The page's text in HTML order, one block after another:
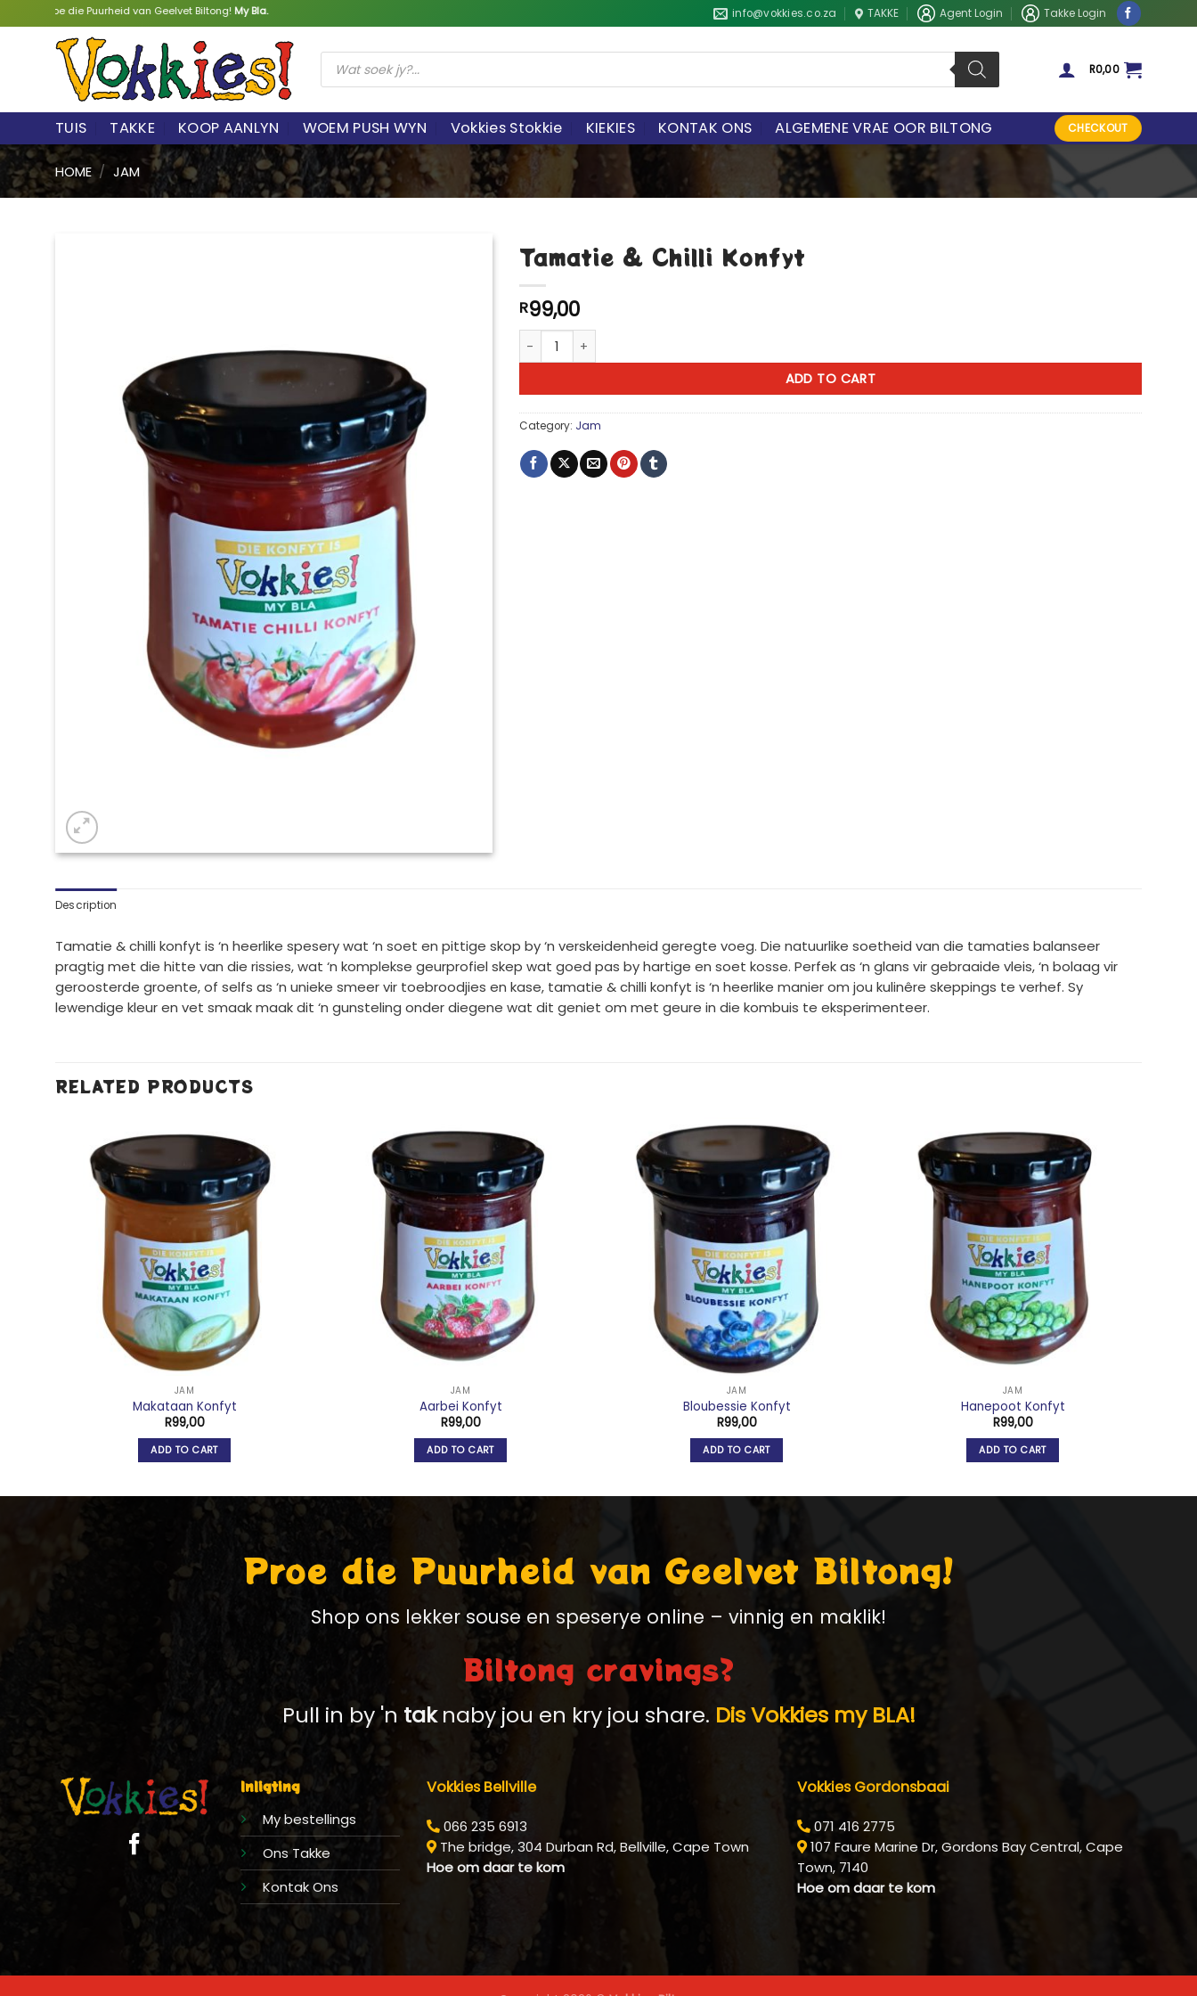
to
die Puurheid van Geelvet Biltong!My Bla. info@vokkies.co.za TAKKE Agent Login Takke Login
Products
search R0,00
TUIS TAKKE KOOP AANLYN WOEM PUSH WYN Vokkies Stokkie KIEKIES KONTAK ONS ALGEMENE VRAE OOR BILTONG CHECKOUT
HOME / JAM
Tamatie & Chilli Konfyt
R99,00
Tamatie & Chilli Konfyt quantity
ADD TO CART
Category: Jam
Description
Tamatie & chilli konfyt is ‘n heerlike spesery wat ‘n soet en pittige skop by ‘n verskeidenheid geregte voeg. Die natuurlike soetheid van die tamaties balanseer
pragtig met die hitte van die rissies, wat ‘n komplekse geurprofiel skep wat goed pas by hartige en soet kosse. Perfek as ‘n glans vir gebraaide vleis, ‘n bolaag vir
geroosterde groente, of selfs as ‘n unieke smeer vir toebroodjies en kase, tamatie & chilli konfyt is ‘n heerlike manier om jou kulinêre skeppings te verhef. Sy
lewendige kleur en vet smaak maak dit ‘n gunsteling onder diegene wat dit geniet om met geure in die kombuis te eksperimenteer.
RELATED PRODUCTS
JAM
Makataan Konfyt
R99,00
ADD TO CART
JAM
Aarbei Konfyt
R99,00
ADD TO CART
JAM
Bloubessie Konfyt
R99,00
ADD TO CART
JAM
Hanepoot Konfyt
R99,00
ADD TO CART
Proe die Puurheid van Geelvet Biltong!
Shop ons lekker souse en speserye online – vinnig en maklik!
Biltong cravings?
Pull in by 'n taknaby jou en kry jou share. Dis Vokkies my BLA!
Inligting
My bestellings
Ons Takke
Kontak Ons
Vokkies Bellville
066 235 6913
The bridge, 304 Durban Rd, Bellville, Cape Town
Hoe om daar te kom
Vokkies Gordonsbaai
071 416 2775
107 Faure Marine Dr, Gordons Bay Central, Cape
Town, 7140
Hoe om daar te kom